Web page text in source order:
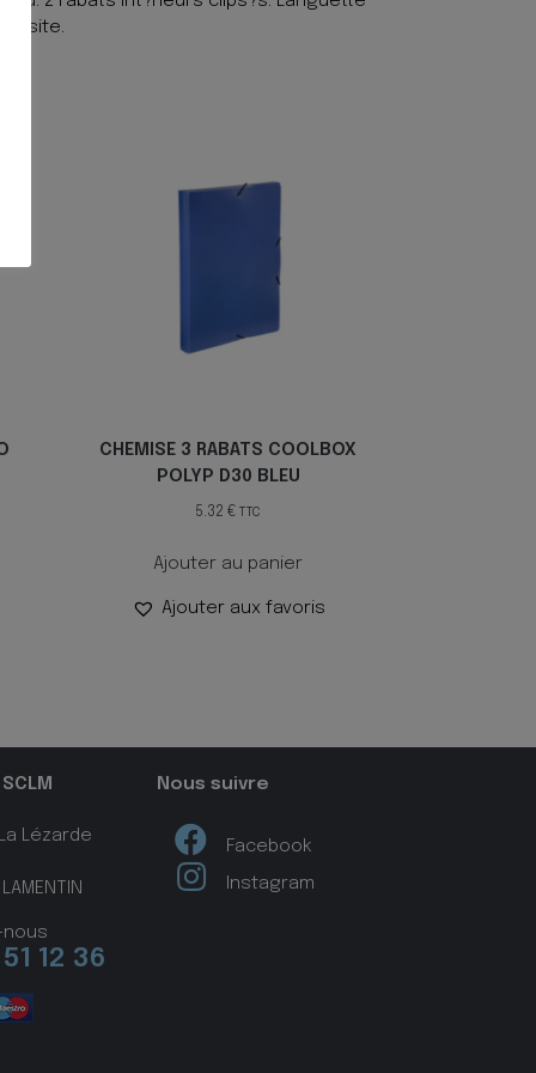
visite.
CHEMISE 3 RABATS COOLBOX
POLYP D30 BLEU
5.32€ TTC
Ajouter au panier
Ajouter aux favoris
Lézarde
nous
12 36
Nous suivre
Facebook
Instagram